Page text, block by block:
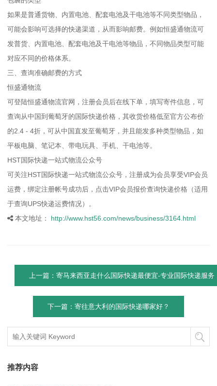
如果是普通货物、内置电池、配套电池及干电池等不同类型物品，
可能会影响可选择的快递渠道，从而影响邮费。例如恒盛通物流可
发普货、内置电池、配套电池及干电池等物品，不同物品类型可能
对应不同的价格体系。
三、查询准确邮费的方式
恒盛通物流
可登陆恒盛通物流官网，注册会员后在线下单，填写寄件信息，可
查询从中国到葡萄牙的国际快递价格，其收货价格低至官方公布价
的2.4 - 4折，可从中国直发至葡萄牙，并且能发多种类型物品，如
平板电脑、笔记本、带电玩具、手机、干电池等。
HST国际快递一站式物流公众号
可关注HST国际快递一站式物流公众号，注册成为会员享受VIP会员
运费，绑定注册帐号成功后，点击VIP会员报价查询快递价格（适用
于查询UPS快递运费情况）。
本文地址：
http://www.hst56.com/news/business/3164.html
上一篇：寄马来西亚走什么国际快递最便宜-专业国际快递服务
下一篇：寄往意大利的国际快递哪家好？
推荐内容